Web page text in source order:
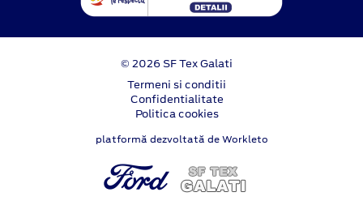
© 2026 SF Tex Galati
Termeni si conditii
Confidentialitate
Politica cookies
platformă dezvoltată de Workleto